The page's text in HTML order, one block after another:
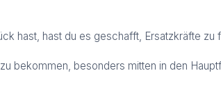
hast, hast du es geschafft, Ersatzkräfte
bekommen, besonders mitten in den